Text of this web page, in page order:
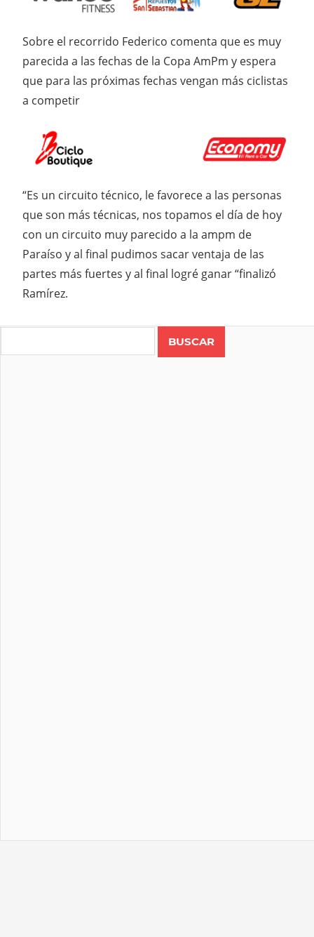
Sobre el recorrido Federico comenta que es muy
parecida a las fechas de la Copa AmPm y espera
que para las próximas fechas vengan más ciclistas
a competir
“Es un circuito técnico, le favorece a las personas
que son más técnicas, nos topamos el día de hoy
con un circuito muy parecido a la ampm de
Paraíso y al final pudimos sacar ventaja de las
partes más fuertes y al final logré ganar “finalizó
Ramírez.